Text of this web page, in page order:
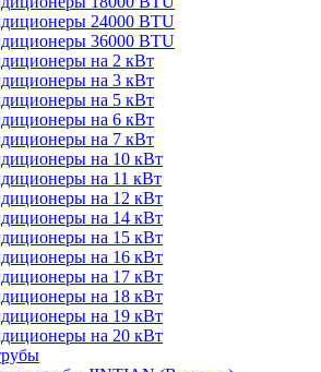
24000 BTU
36000 BTU
на 2 кВт
на 3 кВт
на 5 кВт
на 6 кВт
на 7 кВт
на 10 кВт
на 11 кВт
на 12 кВт
на 14 кВт
на 15 кВт
на 16 кВт
на 17 кВт
на 18 кВт
на 19 кВт
на 20 кВт